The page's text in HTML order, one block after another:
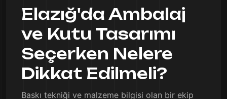
Elazığ'da Ambalaj
ve Kutu Tasarımı
Seçerken Nelere
Dikkat Edilmeli?
Baskı tekniği ve malzeme bilgisi olan bir ekip